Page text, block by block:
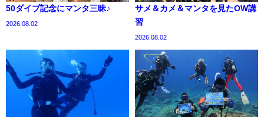
50ダイブ記念にマンタ三昧♪
2026.08.02
サメ＆カメ＆マンタを見たOW講
習
2026.08.02